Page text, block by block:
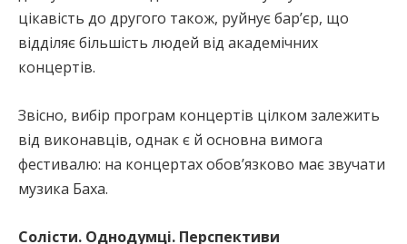
цікавість до другого також, руйнує барʼєр, що
відділяє більшість людей від академічних
концертів.
Звісно, вибір програм концертів цілком залежить
від виконавців, однак є й основна вимога
фестивалю: на концертах обов’язково має звучати
музика Баха.
Солісти. Однодумці. Перспективи